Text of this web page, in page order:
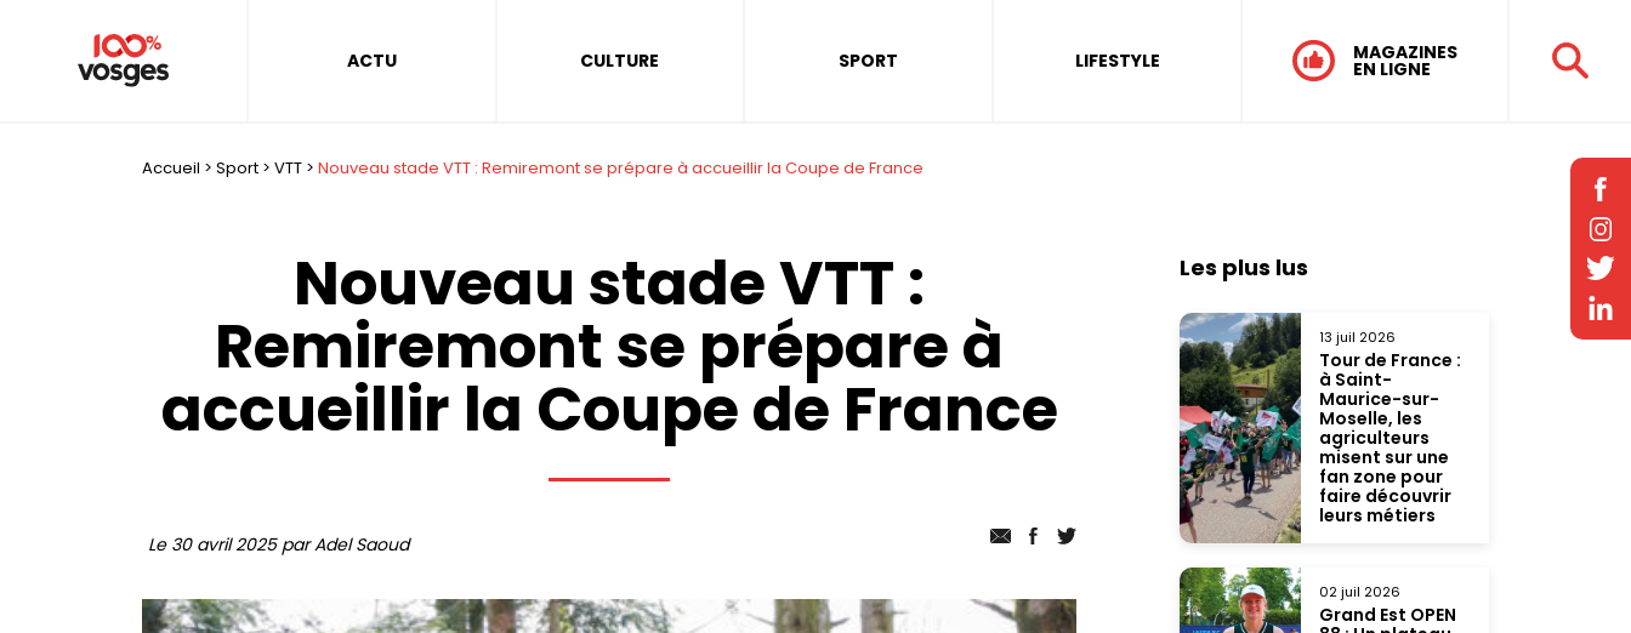
ACTU CULTURE SPORT LIFESTYLE MAGAZINES
EN LIGNE
Accueil > Sport > VTT > Nouveau stade VTT : Remiremont se prépare à accueillir la Coupe de France
Nouveau stade VTT :
Remiremont se prépare à
accueillir la Coupe de France
Le 30 avril 2025 par Adel Saoud
Les plus lus
13 juil 2026
Tour de France :
à Saint-
Maurice-sur-
Moselle, les
agriculteurs
misent sur une
fan zone pour
faire découvrir
leurs métiers
02 juil 2026
Grand Est OPEN